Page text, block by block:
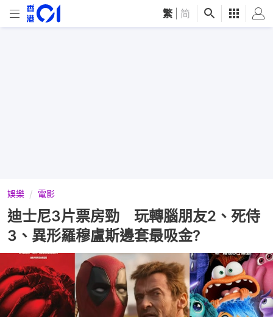
繁 简
娛樂 電影
迪士尼3片票房勁 玩轉腦朋友2、死侍
3、異形羅穆盧斯邊套最吸金?